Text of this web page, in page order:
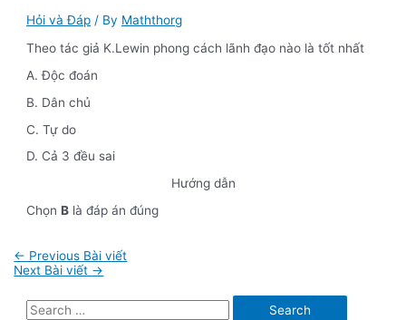
Hỏi và Đáp / By Maththorg
Theo tác giả K.Lewin phong cách lãnh đạo nào là tốt nhất
A. Độc đoán
B. Dân chủ
C. Tự do
D. Cả 3 đều sai
Hướng dẫn
ChọnB là đáp án đúng
Điều
hướng
viết
← Previous Bài viết
Next Bài viết →
S